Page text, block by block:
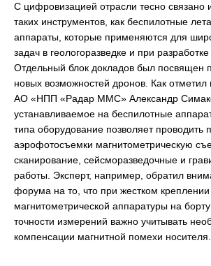
С цифровизацией отрасли тесно связано
таких инструментов, как беспилотные
аппараты, которые применяются для
задач в геологоразведке и при
Отдельный блок докладов был посвящен
новых возможностей дронов. Как отметил
АО «НПП «Радар ММС» Александр
устанавливаемое на беспилотные
типа оборудование позволяет проводить
аэрофотосъемки магнитометрическую
сканирование, сейсморазведочные и
работы. Эксперт, например, обратил
форума на то, что при жестком креплении
магнитометрической аппаратуры на
точности измерений важно учитывать
компенсации магнитной помехи носителя.